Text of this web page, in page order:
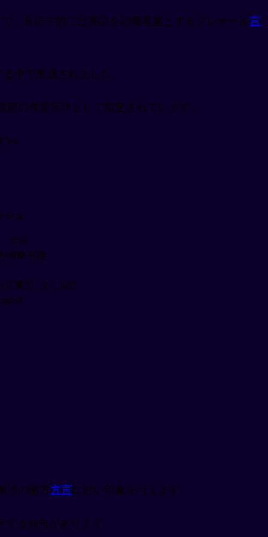
、言語学的には英語を語彙基盤とするクレオール言
中で形成されました。
の作業言語として指定されています。
👀
シュ
市場
省略可能
広東語+タミル語
語の南方方言に近い印象を与えます。
る傾向があります。